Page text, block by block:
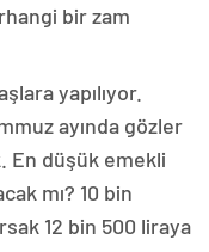
bir zam
yapılıyor.
ayında gözler
En düşük emekli
mı? 10 bin
12 bin 500 liraya